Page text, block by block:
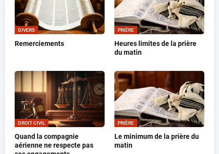
DIVERS
Remerciements
PRIÈRE
Heures limites de la prière
du matin
DROIT CIVIL
Quand la compagnie
aérienne ne respecte pas
PRIÈRE
Le minimum de la prière du
matin